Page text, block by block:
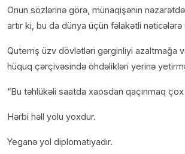
Onun sözlərinə görə, münaqişənin nəzarətdə
artır ki, bu da dünya üçün fəlakətli
Quterriş üzv dövlətləri gərginliyi azaltmağa
hüquq çərçivəsində öhdəlikləri yerinə
“Bu təhlükəli saatda xaosdan qaçınmaq
Hərbi həll yolu yoxdur.
Yeganə yol diplomatiyadır.